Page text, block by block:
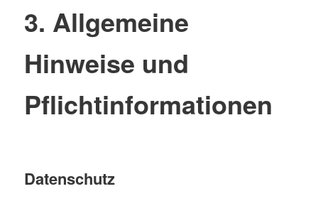
3. Allgemeine
Hinweise und
Pflichtinformationen
Datenschutz